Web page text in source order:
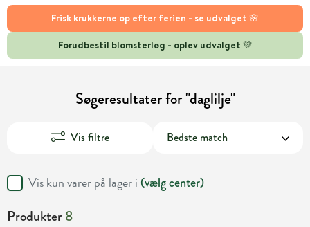
Frisk krukkerne op efter ferien - se udvalget 🌸
Forudbestil blomsterløg - oplev udvalget 💚
Søgeresultater for "daglilje"
Vis filtre
Vis kun varer på lager i (vælg center)
Produkter8